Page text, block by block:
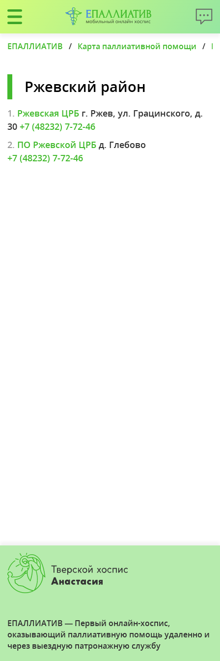
ЕПАЛЛИАТИВ / Карта паллиативной помощи /
Ржевский район
1. Ржевская ЦРБ г. Ржев, ул. Грацинского, д.
30 +7 (48232) 7-72-46
2. ПО Ржевской ЦРБ д. Глебово
+7 (48232) 7-72-46
ЕПАЛЛИАТИВ — Первый онлайн-хоспис,
оказывающий паллиативную помощь удаленно и
через выездную патронажную службу